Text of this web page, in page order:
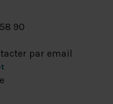
90
par email